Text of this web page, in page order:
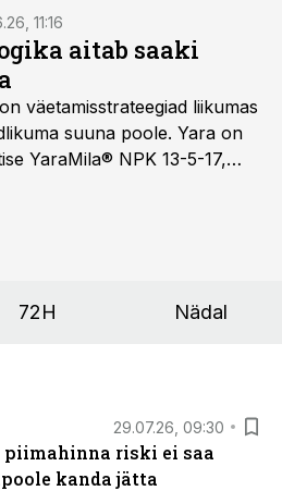
11:16
aitab saaki
väetamisstrateegiad liikumas
suuna poole. Yara on
YaraMila® NPK 13-5-17,
72H Nädal
29.07.26, 09:30
piimahinna riski ei saa
kanda jätta